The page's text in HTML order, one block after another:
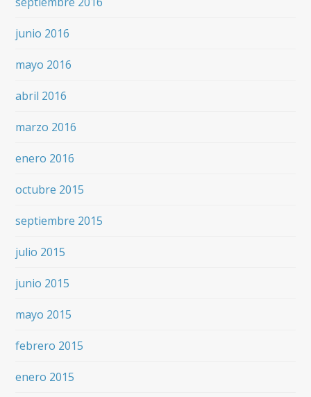
junio 2016
mayo 2016
abril 2016
marzo 2016
enero 2016
octubre 2015
septiembre 2015
julio 2015
junio 2015
mayo 2015
febrero 2015
enero 2015